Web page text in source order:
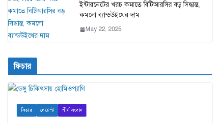
ইন্টারনেটের খরচ কমাতে বিটিআরসির বড় সিদ্ধান্ত,
কমলো ব্যান্ডউইথের দাম
May 22, 2025
ফিচার
ফিচার লেটেস্ট শীর্ষ সংবাদ